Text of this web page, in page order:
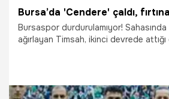
Bursaspor durdurulamıyor!
ağırlayan Timsah, ikinci devrede